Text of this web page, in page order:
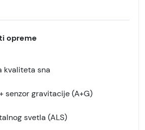
opreme
kvaliteta sna
senzor gravitacije (A+G)
svetla (ALS)